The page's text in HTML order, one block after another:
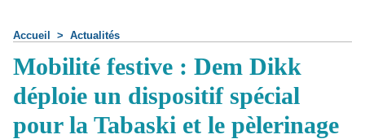
Accueil > Actualités
Mobilité festive : Dem Dikk
déploie un dispositif spécial
pour la Tabaski et le pèlerinage